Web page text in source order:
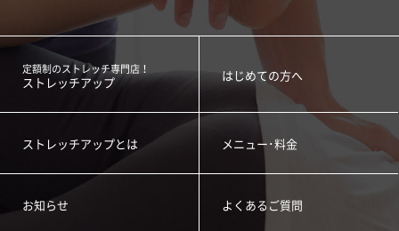
定額制のストレッチ専門店！
ストレッチアップ
はじめての方へ
ストレッチアップとは メニュー･料金
お知らせ よくあるご質問